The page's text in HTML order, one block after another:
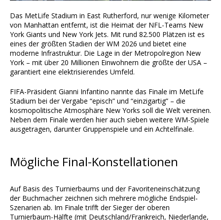
Das MetLife Stadium in East Rutherford, nur wenige Kilometer
von Manhattan entfernt, ist die Heimat der NFL-Teams New
York Giants und New York Jets. Mit rund 82.500 Plätzen ist es
eines der größten Stadien der WM 2026 und bietet eine
moderne Infrastruktur. Die Lage in der Metropolregion New
York – mit über 20 Millionen Einwohnern die größte der USA –
garantiert eine elektrisierendes Umfeld.
FIFA-Präsident Gianni Infantino nannte das Finale im MetLife
Stadium bei der Vergabe “episch” und “einzigartig” – die
kosmopolitische Atmosphäre New Yorks soll die Welt vereinen.
Neben dem Finale werden hier auch sieben weitere WM-Spiele
ausgetragen, darunter Gruppenspiele und ein Achtelfinale.
Mögliche Final-Konstellationen
Auf Basis des Turnierbaums und der Favoriteneinschätzung
der Buchmacher zeichnen sich mehrere mögliche Endspiel-
Szenarien ab. Im Finale trifft der Sieger der oberen
Turnierbaum-Hälfte (mit Deutschland/Frankreich, Niederlande,